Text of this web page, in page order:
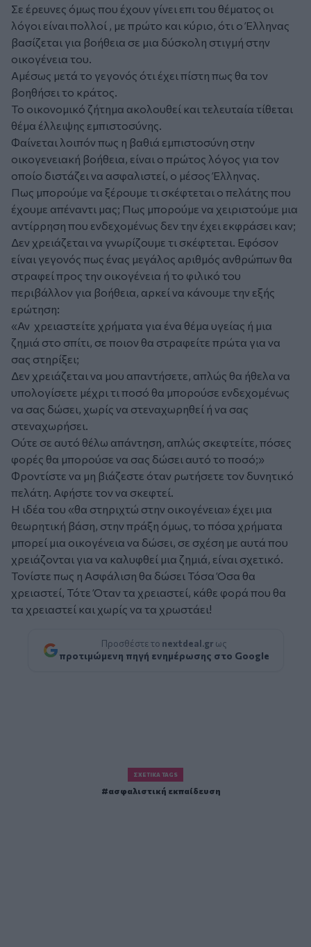
Σε έρευνες όμως που έχουν γίνει επι του θέματος οι
λόγοι είναι πολλοί , με πρώτο και κύριο, ότι ο Έλληνας
βασίζεται για βοήθεια σε μια δύσκολη στιγμή στην
οικογένεια του.
Αμέσως μετά το γεγονός ότι έχει πίστη πως θα τον
βοηθήσει το κράτος.
Το οικονομικό ζήτημα ακολουθεί και τελευταία τίθεται
θέμα έλλειψης εμπιστοσύνης.
Φαίνεται λοιπόν πως η βαθιά εμπιστοσύνη στην
οικογενειακή βοήθεια, είναι ο πρώτος λόγος για τον
οποίο διστάζει να ασφαλιστεί, ο μέσος Έλληνας.
Πως μπορούμε να ξέρουμε τι σκέφτεται ο πελάτης που
έχουμε απέναντι μας; Πως μπορούμε να χειριστούμε μια
αντίρρηση που ενδεχομένως δεν την έχει εκφράσει καν;
Δεν χρειάζεται να γνωρίζουμε τι σκέφτεται. Εφόσον
είναι γεγονός πως ένας μεγάλος αριθμός ανθρώπων θα
στραφεί προς την οικογένεια ή το φιλικό του
περιβάλλον για βοήθεια, αρκεί να κάνουμε την εξής
ερώτηση:
«Αν χρειαστείτε χρήματα για ένα θέμα υγείας ή μια
ζημιά στο σπίτι, σε ποιον θα στραφείτε πρώτα για να
σας στηρίξει;
Δεν χρειάζεται να μου απαντήσετε, απλώς θα ήθελα να
υπολογίσετε μέχρι τι ποσό θα μπορούσε ενδεχομένως
να σας δώσει, χωρίς να στεναχωρηθεί ή να σας
στεναχωρήσει.
Ούτε σε αυτό θέλω απάντηση, απλώς σκεφτείτε, πόσες
φορές θα μπορούσε να σας δώσει αυτό το ποσό;»
Φροντίστε να μη βιάζεστε όταν ρωτήσετε τον δυνητικό
πελάτη. Αφήστε τον να σκεφτεί.
Η ιδέα του «θα στηριχτώ στην οικογένεια» έχει μια
θεωρητική βάση, στην πράξη όμως, το πόσα χρήματα
μπορεί μια οικογένεια να δώσει, σε σχέση με αυτά που
χρειάζονται για να καλυφθεί μια ζημιά, είναι σχετικό.
Τονίστε πως η Ασφάλιση θα δώσει Τόσα Όσα θα
χρειαστεί, Τότε Όταν τα χρειαστεί, κάθε φορά που θα
τα χρειαστεί και χωρίς να τα χρωστάει!
Προσθέστε το nextdeal.gr ως
προτιμώμενη πηγή ενημέρωσης στο Google
ΣΧΕΤΙΚΆ TAGS
ασφαλιστική εκπαίδευση